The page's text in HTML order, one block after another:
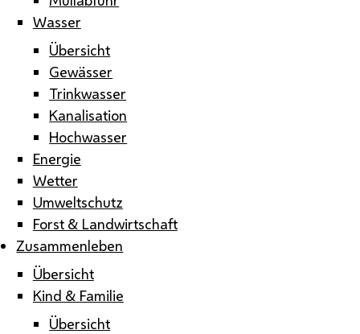
Wasser
Übersicht
Gewässer
Trinkwasser
Kanalisation
Hochwasser
Energie
Wetter
Umweltschutz
Forst & Landwirtschaft
Zusammenleben
Übersicht
Kind & Familie
Übersicht